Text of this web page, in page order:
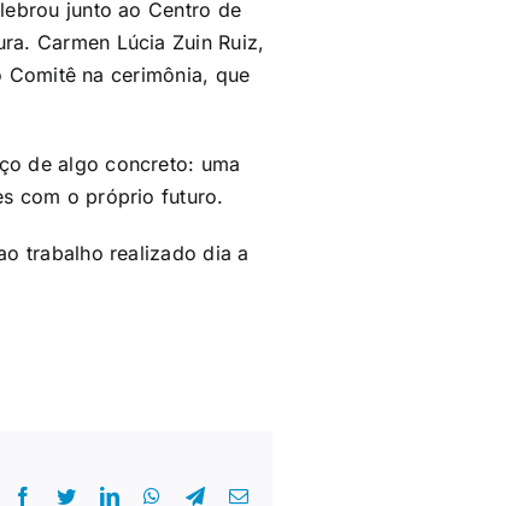
junto ao Centro de
Carmen Lúcia Zuin Ruiz,
na cerimônia, que
de algo concreto: uma
com o próprio futuro.
trabalho realizado dia a
Facebook
TwitterLinkedInWhatsApp
Telegram
E-